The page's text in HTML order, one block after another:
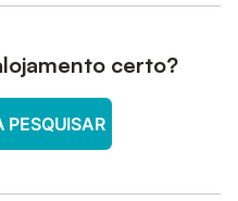
certo?
PESQUISAR